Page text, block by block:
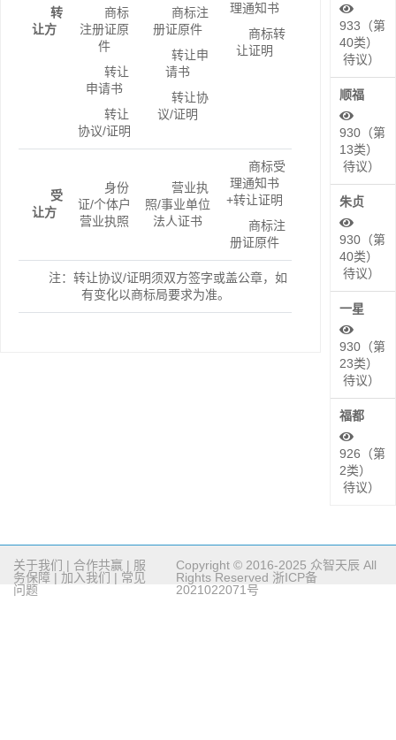
转
让方
商标
注册证原
件
转让
申请书
转让
协议/证明
商标注
册证原件
转让申
请书
转让协
议/证明
理通知书
商标转
让证明
受
让方
身份
证/个体户
营业执照
营业执
照/事业单位
法人证书
商标受
理通知书
+转让证明
商标注
册证原件
注：转让协议/证明须双方签字或盖公章，如
有变化以商标局要求为准。
933（第
40类）
待议）
顺福
930（第
13类）
待议）
朱贞
930（第
40类）
待议）
一星
930（第
23类）
待议）
福都
926（第
2类）
待议）
关于我们 | 合作共赢 | 服
务保障 | 加入我们 | 常见
问题
Copyright © 2016-2025 众智天辰 All
Rights Reserved 浙ICP备
2021022071号